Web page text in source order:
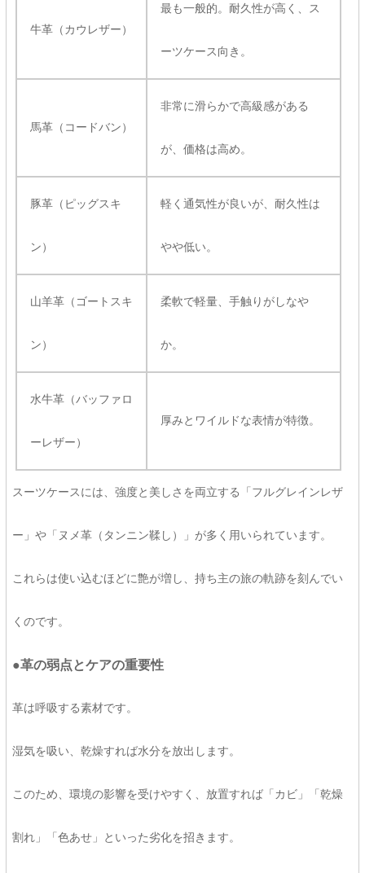
牛革（カウレザー）
最も一般的。耐久性が高く、ス
ーツケース向き。
馬革（コードバン）
非常に滑らかで高級感がある
が、価格は高め。
豚革（ピッグスキ
ン）
軽く通気性が良いが、耐久性は
やや低い。
山羊革（ゴートスキ
ン）
柔軟で軽量、手触りがしなや
か。
水牛革（バッファロ
ーレザー）
厚みとワイルドな表情が特徴。
スーツケースには、強度と美しさを両立する「フルグレインレザ
ー」や「ヌメ革（タンニン鞣し）」が多く用いられています。
これらは使い込むほどに艶が増し、持ち主の旅の軌跡を刻んでい
くのです。
●革の弱点とケアの重要性
革は呼吸する素材です。
湿気を吸い、乾燥すれば水分を放出します。
このため、環境の影響を受けやすく、放置すれば「カビ」「乾燥
割れ」「色あせ」といった劣化を招きます。